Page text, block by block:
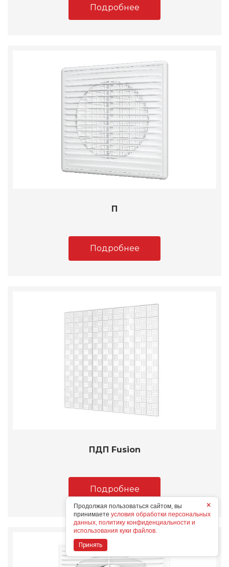
Подробнее
П
Подробнее
ПДП Fusion
Подробнее
×
Продолжая пользоваться сайтом, вы
принимаете условия обработки персональных
данных, политику конфиденциальности и
использования куки файлов.
Принять